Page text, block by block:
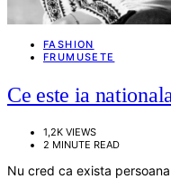
FASHION
FRUMUSETE
Ce este ia
1,2K VIEWS
2 MINUTE READ
Nu cred ca exista